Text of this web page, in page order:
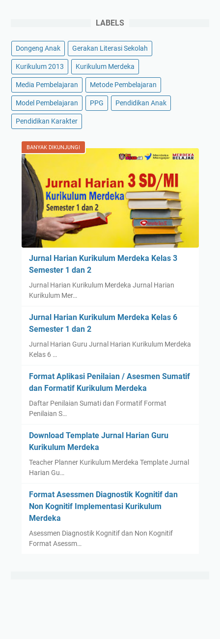
LABELS
Dongeng Anak Gerakan Literasi Sekolah
Kurikulum 2013 Kurikulum Merdeka
Media Pembelajaran Metode Pembelajaran
Model Pembelajaran PPG Pendidikan Anak
Pendidikan Karakter
BANYAK DIKUNJUNGI
Jurnal Harian Kurikulum Merdeka Kelas 3
Semester 1 dan 2
Jurnal Harian Kurikulum Merdeka Jurnal Harian
Kurikulum Mer…
Jurnal Harian Kurikulum Merdeka Kelas 6
Semester 1 dan 2
Jurnal Harian Guru Jurnal Harian Kurikulum Merdeka
Kelas 6 …
Format Aplikasi Penilaian / Asesmen Sumatif
dan Formatif Kurikulum Merdeka
Daftar Penilaian Sumati dan Formatif Format
Penilaian S…
Download Template Jurnal Harian Guru
Kurikulum Merdeka
Teacher Planner Kurikulum Merdeka Template Jurnal
Harian Gu…
Format Asessmen Diagnostik Kognitif dan
Non Kognitif Implementasi Kurikulum
Merdeka
Asessmen Diagnostik Kognitif dan Non Kognitif
Format Asessm…